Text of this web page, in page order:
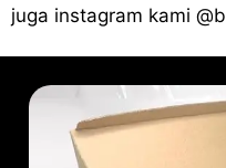
juga instagram kami